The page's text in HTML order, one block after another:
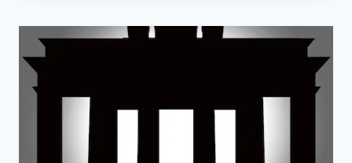
SAMSUNG
THEUNLOCKR